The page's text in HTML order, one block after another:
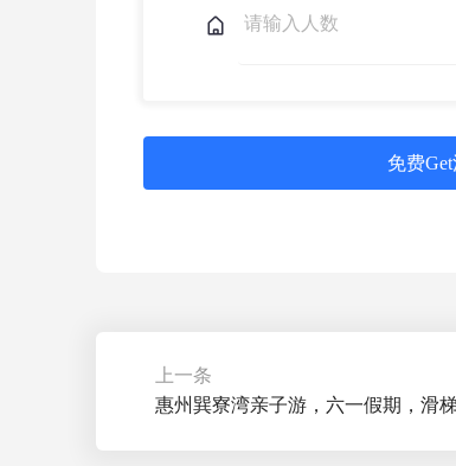
免费
上一条
惠州巽寮湾亲子游，六一假期，滑